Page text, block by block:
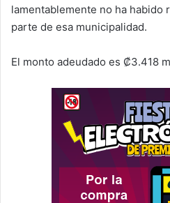
lamentablemente no ha habido
parte de esa municipalidad.
El monto adeudado es ₡3.418